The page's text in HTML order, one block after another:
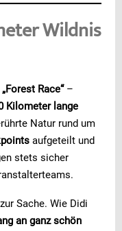
Wildnis
„Forest Race“–
Kilometer lange
Natur rund um
aufgeteilt und
stets sicher
Sache. Wie Didi
an ganz schön